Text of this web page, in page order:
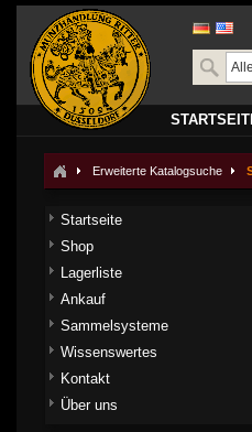
Erweiterte Katalogsuche
Startseite
Shop
Lagerliste
Ankauf
Sammelsysteme
Wissenswertes
Kontakt
Über uns